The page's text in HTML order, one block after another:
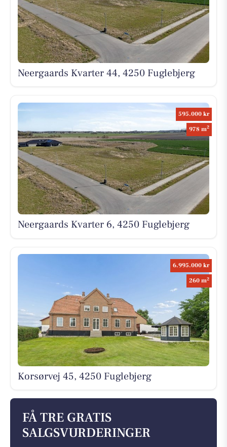
Neergaards Kvarter 44, 4250 Fuglebjerg
595.000 kr
978 m2
Neergaards Kvarter 6, 4250 Fuglebjerg
6.995.000 kr
260 m2
Korsørvej 45, 4250 Fuglebjerg
FÅ TRE GRATIS
SALGSVURDERINGER